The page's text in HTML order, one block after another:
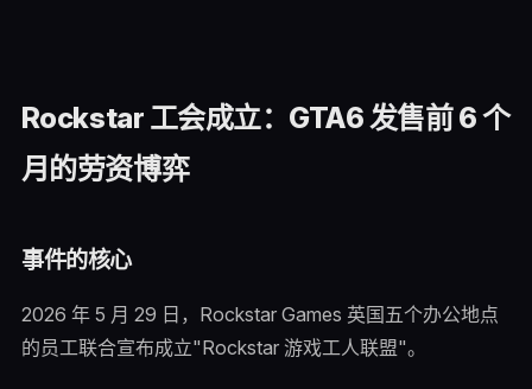
Rockstar 工会成立：GTA6 发售前 6 个
月的劳资博弈
事件的核心
2026 年 5 月 29 日，Rockstar Games 英国五个办公地点
的员工联合宣布成立"Rockstar 游戏工人联盟"。